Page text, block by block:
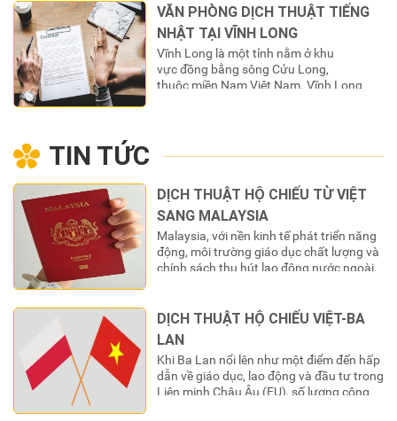
tên gọi là tỉnh Vĩnh Phúc Yên. Vĩnh Phúc
là tỉnh nằm trong quy hoạch vùng thủ đô
Hà Nội.’ DỊCH VỤ DỊCH THUẬT TIẾNG
NHẬT CHUYÊN…
VĂN PHÒNG DỊCH THUẬT TIẾNG
NHẬT TẠI VĨNH LONG
Vĩnh Long là một tỉnh nằm ở khu
vực đồng bằng sông Cửu Long,
thuộc miền Nam Việt Nam. Vĩnh Long
TIN TỨC
DỊCH THUẬT HỘ CHIẾU TỪ VIỆT
SANG MALAYSIA
Malaysia, với nền kinh tế phát triển năng
động, môi trường giáo dục chất lượng và
chính sách thu hút lao động nước ngoài,
Việt Nam. Từ các chuyên gia kỹ thuật, lao
động, du học sinh đến…
DỊCH THUẬT HỘ CHIẾU VIỆT-BA
LAN
Khi Ba Lan nổi lên như một điểm đến hấp
dẫn về giáo dục, lao động và đầu tư trong
Liên minh Châu Âu (EU), số lượng công